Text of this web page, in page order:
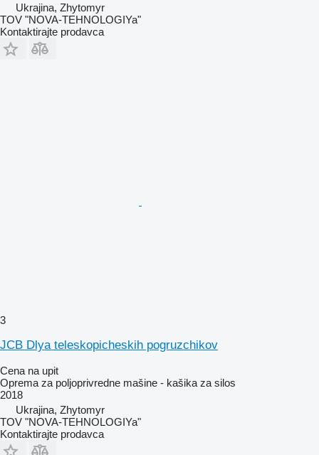
Ukrajina, Zhytomyr
TOV "NOVA-TEHNOLOGIYa"
Kontaktirajte prodavca
3
JCB Dlya teleskopicheskih pogruzchikov
Cena na upit
Oprema za poljoprivredne mašine - kašika za silos
2018
Ukrajina, Zhytomyr
TOV "NOVA-TEHNOLOGIYa"
Kontaktirajte prodavca